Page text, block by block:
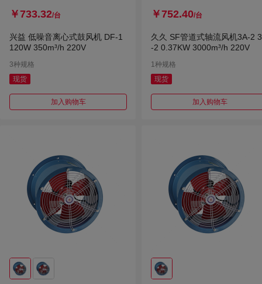
￥733.32/台
兴益 低噪音离心式鼓风机 DF-1
120W 350m³/h 220V
3种规格
现货
加入购物车
￥752.40/台
久久 SF管道式轴流风机3A-2
-2 0.37KW 3000m³/h 220V
1种规格
现货
加入购物车